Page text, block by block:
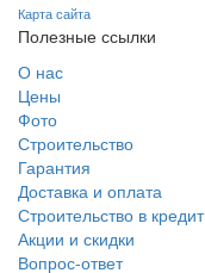
Карта сайта
Полезные ссылки
О нас
Цены
Фото
Строительство
Гарантия
Доставка и оплата
Строительство в кредит
Акции и скидки
Вопрос-ответ